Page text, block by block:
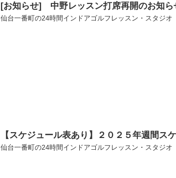
[お知らせ] 中野レッスン打席再開のお知ら
仙台一番町の24時間インドアゴルフレッスン・スタジ
【スケジュール表あり】２０２５年週間ス
仙台一番町の24時間インドアゴルフレッスン・スタジオ